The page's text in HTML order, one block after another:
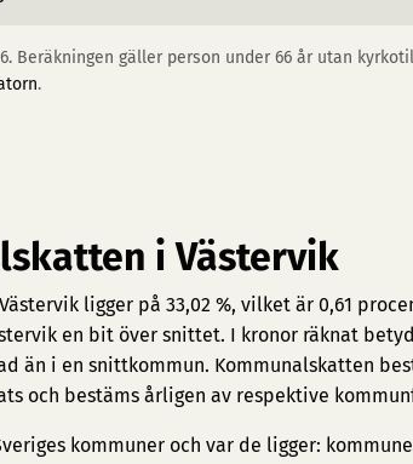
Beräkningen gäller person under 66 år utan
.
i Västervik
ligger på 33,02 %, vilket är 0,61
en bit över snittet. I kronor räknat
än i en snittkommun. Kommunalskatten
och bestäms årligen av respektive
kommuner och var de ligger: